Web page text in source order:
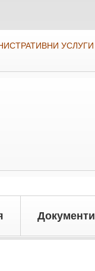
УСЛУГИ
Документи